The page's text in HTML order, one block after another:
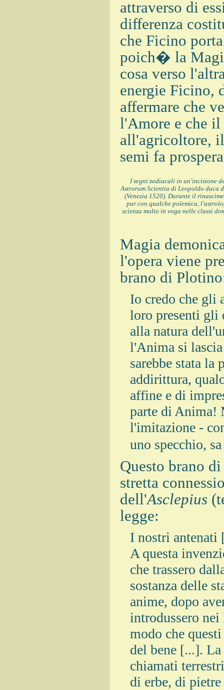
attraverso di
differenza
che Ficino
poich� la
cosa verso
energie Ficino,
affermare che
l'Amore e che il
all'agricoltore,
semi fa
I segni zodiacali in un'incisione
Astrorum Scientia di Leopoldo duca
(Venezia 1520). Durante il
pur con qualche polemica,
scienza molto in voga nelle classi
Magia
l'opera viene
brano di
Io credo che gli
loro presenti gli
alla natura
l'Anima si
sarebbe stata
addirittura,
affine e di
parte di Anima!
l'imitazione -
uno specchio,
Questo brano
stretta
dell'Asclepius
legge:
I nostri
A questa
che trassero
sostanza delle
anime, dopo
introdussero
modo che
del bene [...].
chiamati
di erbe, di